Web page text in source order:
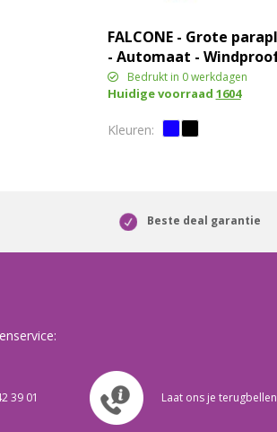
FALCONE - Grote
- Automaat -
- 120 cm
Bedrukt in 0 werkdagen
Huidige voorraad 1604
Beste deal garantie
39 01 Laat ons je terugbellen